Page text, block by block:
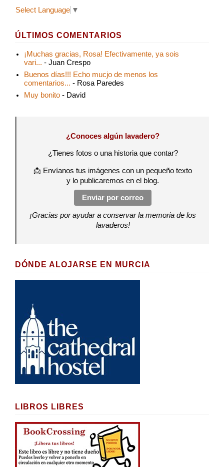
Select Language ▼
ÚLTIMOS COMENTARIOS
¡Muchas gracias, Rosa! Efectivamente, ya sois
vari... - Juan Crespo
Buenos días!!! Echo mucjo de menos los
comentarios... - Rosa Paredes
Muy bonito - David
¿Conoces algún lavadero?
¿Tienes fotos o una historia que contar?
📩 Envíanos tus imágenes con un pequeño texto
y lo publicaremos en el blog.
Enviar por correo
¡Gracias por ayudar a conservar la memoria de los
lavaderos!
DÓNDE ALOJARSE EN MURCIA
LIBROS LIBRES